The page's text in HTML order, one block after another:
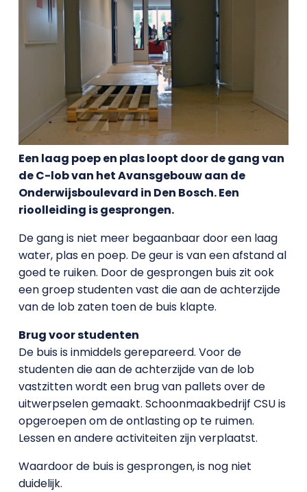
Een laag poep en plas loopt door de gang van
de C-lob van het Avansgebouw aan de
Onderwijsboulevard in Den Bosch. Een
rioolleiding is gesprongen.
De gang is niet meer begaanbaar door een laag
water, plas en poep. De geur is van een afstand al
goed te ruiken. Door de gesprongen buis zit ook
een groep studenten vast die aan de achterzijde
van de lob zaten toen de buis klapte.
Brug voor studenten
De buis is inmiddels gerepareerd. Voor de
studenten die aan de achterzijde van de lob
vastzitten wordt een brug van pallets over de
uitwerpselen gemaakt. Schoonmaakbedrijf CSU is
opgeroepen om de ontlasting op te ruimen.
Lessen en andere activiteiten zijn verplaatst.
Waardoor de buis is gesprongen, is nog niet
duidelijk.